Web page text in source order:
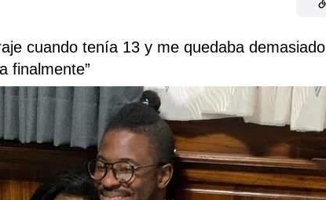
cuando tenía 13 y me quedaba demasiado
finalmente”